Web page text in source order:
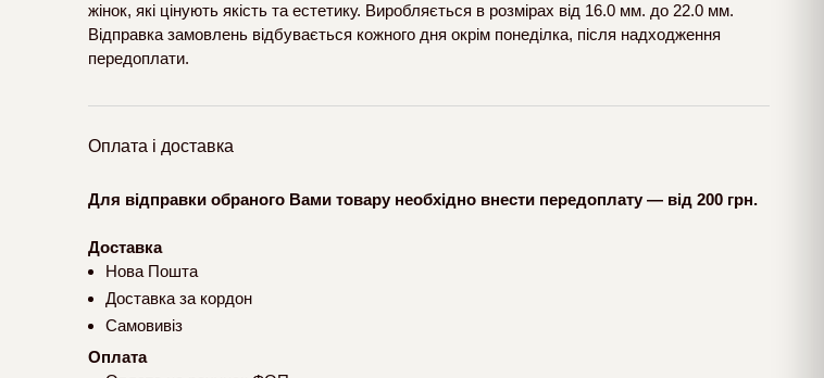
жінок, які цінують якість та естетику. Виробляється в розмірах від 16.0 мм. до 22.0 мм.
Відправка замовлень відбувається кожного дня окрім понеділка, після надходження
передоплати.
Оплата і доставка
Для відправки обраного Вами товару необхідно внести передоплату — від 200 грн.
Доставка
Нова Пошта
Доставка за кордон
Самовивіз
Оплата